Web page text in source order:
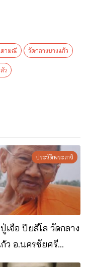
ดามณี วัดกลางบางแก้ว
ว
ประวัติพระเกจิ
เจือ ปิยสีโล วัดกลาง
ว อ.นครชัยศรี
ปฐม